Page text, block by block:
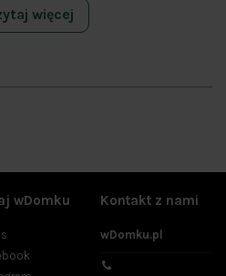
więcej
wDomku Kontakt z nami
wDomku.pl